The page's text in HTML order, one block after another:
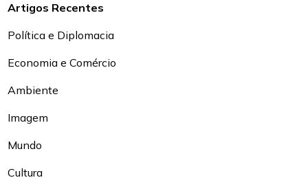
Artigos Recentes
Política e Diplomacia
Economia e Comércio
Ambiente
Imagem
Mundo
Cultura